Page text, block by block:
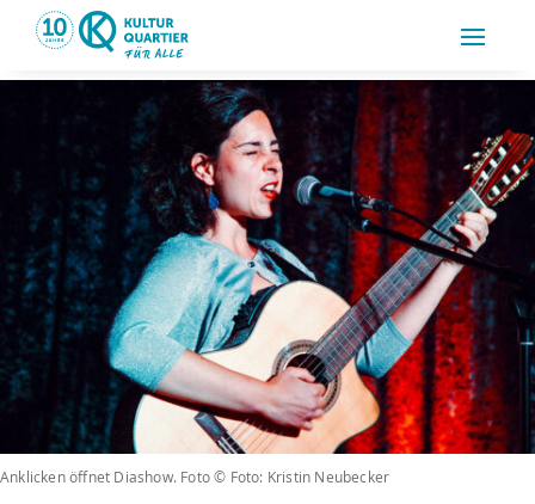
Anklicken öffnet Diashow. Foto © Foto: Kristin Neubecker